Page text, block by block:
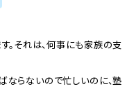
。それは、何事にも家族の支
ならないので忙しいのに、塾